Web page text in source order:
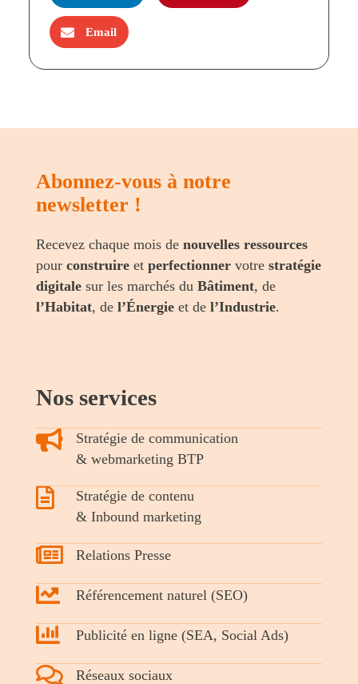
Email
Abonnez-vous à notre
newsletter !
Recevez chaque mois de nouvelles ressources
pour construireet perfectionnervotre stratégie
digitalesur les marchés du Bâtiment, de
l’Habitat, de l’Énergieet de l’Industrie.
Nos services
Stratégie de communication
& webmarketing BTP
Stratégie de contenu
& Inbound marketing
Relations Presse
Référencement naturel (SEO)
Publicité en ligne (SEA, Social Ads)
Réseaux sociaux